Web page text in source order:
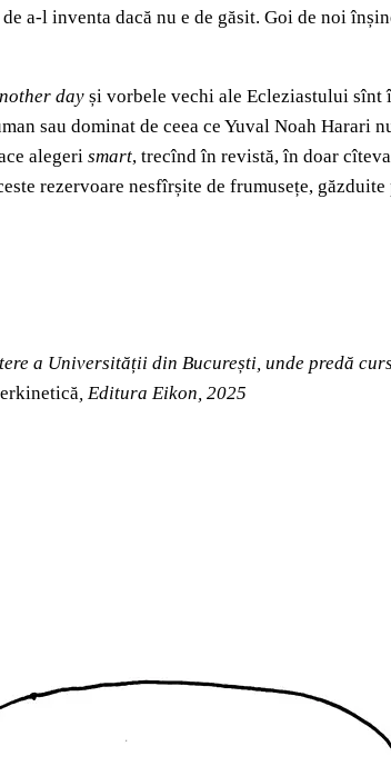
a-l inventa dacă nu e de găsit. Goi de noi
day și vorbele vechi ale Ecleziastului sînt
sau dominat de ceea ce Yuval Noah Harari
alegeri smart, trecînd în revistă, în doar
rezervoare nesfîrșite de frumusețe,
a Universității din București, unde predă
, Editura Eikon, 2025